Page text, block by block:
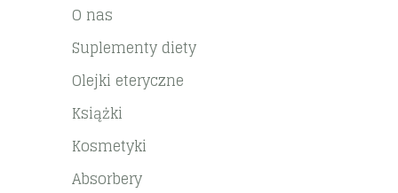
O nas
Suplementy diety
Olejki eteryczne
Książki
Kosmetyki
Absorbery